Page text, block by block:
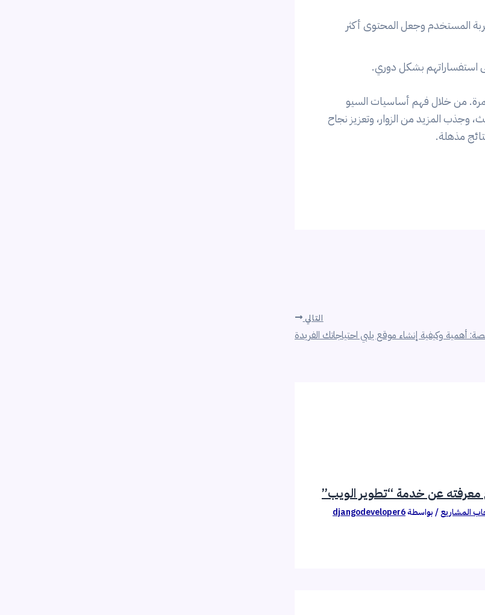
المستخدم وجعل المحتوى أكثر
استفساراتهم بشكل دوري.
من خلال فهم أساسيات السيو
المزيد من الزوار، وتعزيز نجاح
مذهلة.
التالي
أهمية وكيفية إنشاء موقع يلبي احتياجاتك الفريدة
معرفته عن خدمة “تطوير الويب”
المشاريع/ بواسطةdjangodeveloper6